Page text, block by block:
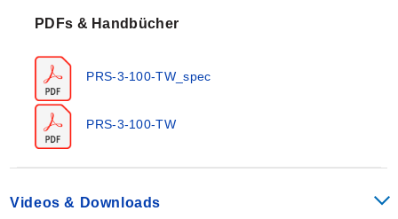
gegenüber Umgebungsbedingungen
außerdem mit einem weißen
Schraubkappenanschlusskopf aus Polypropylen mit
3/4"NPT-Kabeleinführung standardmäßig geliefert;
Schraubkappenköpfe aus Edelstahl und ein
Klappdeckelkopf aus weißem Polypropylen sind
ebenfalls verfügbar.
Sensor-Spezifikationen umfassen:
PDFs & Handbücher
PRS-3-100-TW_spec
PRS-3-100-TW
Videos & Downloads